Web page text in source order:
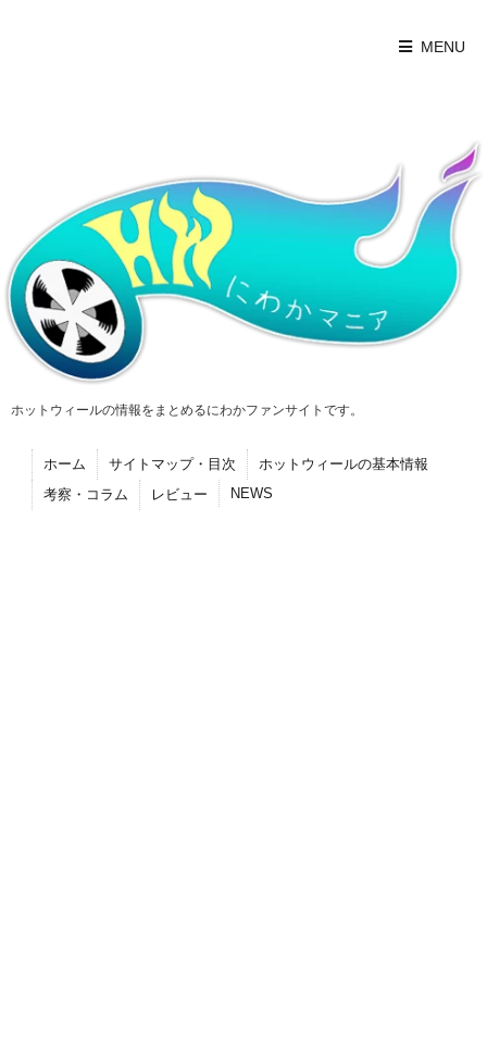
MENU
ホットウィールの情報をまとめるにわかファンサイトです。
ホーム サイトマップ・目次
ホットウィールの基本情報
考察・コラム
レビュー NEWS